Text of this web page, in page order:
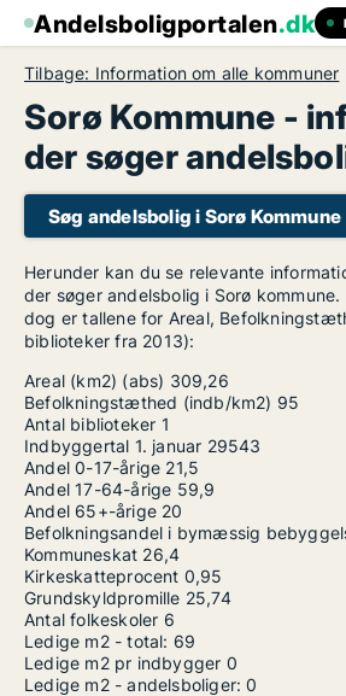
Andelsboligportalen.dk
Tilbage: Information om alle kommuner
Sorø Kommune -
der søger
Søg andelsbolig i Sorø Kommune
Herunder kan du se relevante
der søger andelsbolig i Sorø
dog er tallene for Areal,
biblioteker fra 2013):
Areal (km2) (abs) 309,26
Befolkningstæthed (indb/km2) 95
Antal biblioteker 1
Indbyggertal 1. januar 29543
Andel 0-17-årige 21,5
Andel 17-64-årige 59,9
Andel 65+-årige 20
Befolkningsandel i bymæssig
Kommuneskat 26,4
Kirkeskatteprocent 0,95
Grundskyldpromille 25,74
Antal folkeskoler 6
Ledige m2 - total: 69
Ledige m2 pr indbygger 0
Ledige m2 - andelsboliger: 0